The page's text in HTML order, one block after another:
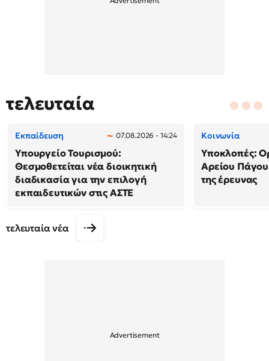
τελευταία
Εκπαίδευση 07.08.2026 - 14:24
Υπουργείο Τουρισμού:
Θεσμοθετείται νέα διοικητική
διαδικασία για την επιλογή
εκπαιδευτικών στις ΑΣΤΕ
Κοινωνία
Υποκλοπές:
Αρείου
της έρευνας
τελευταία νέα